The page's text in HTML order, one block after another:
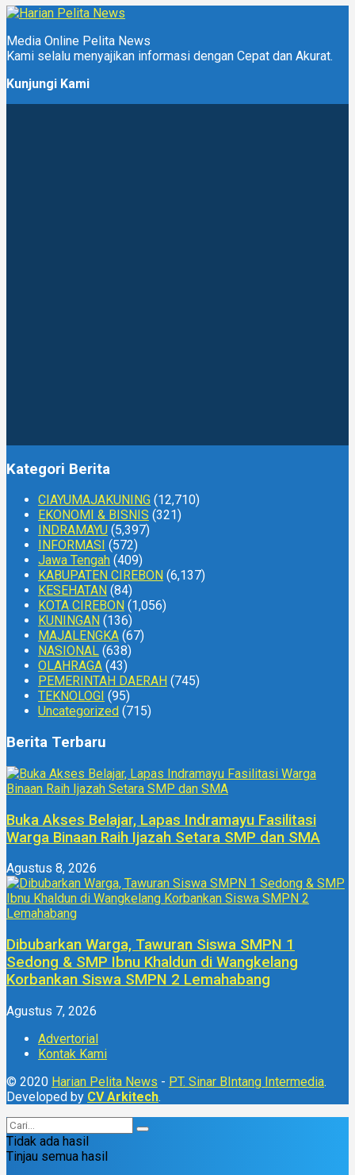
Media Online Pelita News
Kami selalu menyajikan informasi dengan Cepat dan Akurat.
Kunjungi Kami
Kategori Berita
CIAYUMAJAKUNING (12,710)
EKONOMI & BISNIS (321)
INDRAMAYU (5,397)
INFORMASI (572)
Jawa Tengah (409)
KABUPATEN CIREBON (6,137)
KESEHATAN (84)
KOTA CIREBON (1,056)
KUNINGAN (136)
MAJALENGKA (67)
NASIONAL (638)
OLAHRAGA (43)
PEMERINTAH DAERAH (745)
TEKNOLOGI (95)
Uncategorized (715)
Berita Terbaru
Buka Akses Belajar, Lapas Indramayu Fasilitasi
Warga Binaan Raih Ijazah Setara SMP dan SMA
Agustus 8, 2026
Dibubarkan Warga, Tawuran Siswa SMPN 1
Sedong & SMP Ibnu Khaldun di Wangkelang
Korbankan Siswa SMPN 2 Lemahabang
Agustus 7, 2026
Advertorial
Kontak Kami
© 2020 Harian Pelita News - PT. Sinar BIntang Intermedia.
Developed by CV Arkitech.
Tidak ada hasil
Tinjau semua hasil